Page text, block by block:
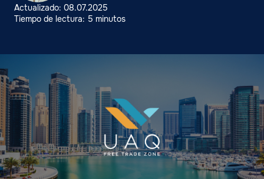
Actualizado: 08.07.2025
Tiempo de lectura: 5 minutos